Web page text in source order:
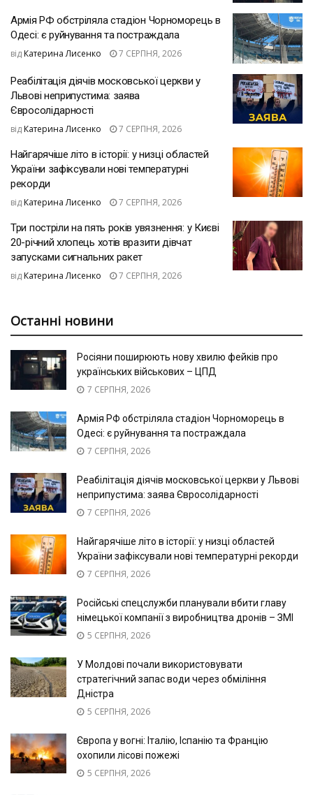
Армія РФ обстріляла стадіон Чорноморець в
Одесі: є руйнування та постраждала
від Катерина Лисенко 7 СЕРПНЯ, 2026
Реабілітація діячів московської церкви у
Львові неприпустима: заява
Євросолідарності
від Катерина Лисенко 7 СЕРПНЯ, 2026
Найгарячіше літо в історії: у низці областей
України зафіксували нові температурні
рекорди
від Катерина Лисенко 7 СЕРПНЯ, 2026
Три постріли на пять років увязнення: у Києві
20-річний хлопець хотів вразити дівчат
запусками сигнальних ракет
від Катерина Лисенко 7 СЕРПНЯ, 2026
Останні новини
Росіяни поширюють нову хвилю фейків про
українських військових – ЦПД
7 СЕРПНЯ, 2026
Армія РФ обстріляла стадіон Чорноморець в
Одесі: є руйнування та постраждала
7 СЕРПНЯ, 2026
Реабілітація діячів московської церкви у Львові
неприпустима: заява Євросолідарності
7 СЕРПНЯ, 2026
Найгарячіше літо в історії: у низці областей
України зафіксували нові температурні рекорди
7 СЕРПНЯ, 2026
Російські спецслужби планували вбити главу
німецької компанії з виробництва дронів – ЗМІ
5 СЕРПНЯ, 2026
У Молдові почали використовувати
стратегічний запас води через обміління
Дністра
5 СЕРПНЯ, 2026
Європа у вогні: Італію, Іспанію та Францію
охопили лісові пожежі
5 СЕРПНЯ, 2026